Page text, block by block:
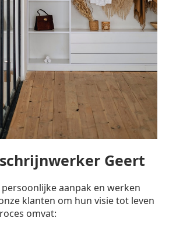
Geert
aanpak en werken
klanten om hun visie tot leven
omvat: